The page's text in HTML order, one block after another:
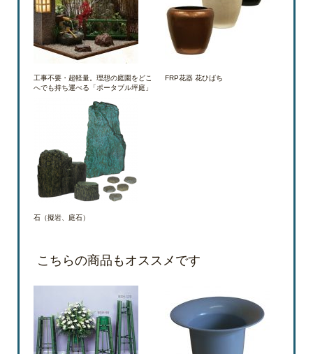
工事不要・超軽量。理想の庭園をどこ
へでも持ち運べる「ポータブル坪庭」
FRP花器 花ひばち
石（擬岩、庭石）
こちらの商品もオススメです